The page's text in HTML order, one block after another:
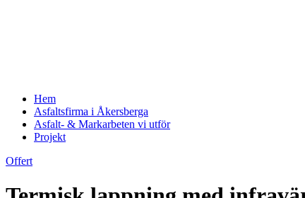
Hem
Asfaltsfirma i Åkersberga
Asfalt- & Markarbeten vi utför
Projekt
Offert